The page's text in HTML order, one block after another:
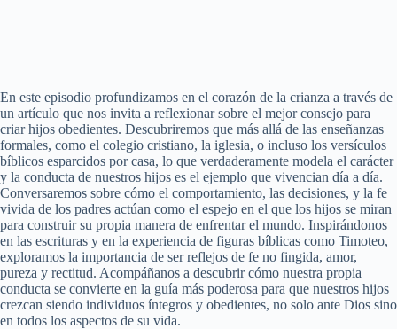
En este episodio profundizamos en el corazón de la crianza a través de
un artículo que nos invita a reflexionar sobre el mejor consejo para
criar hijos obedientes. Descubriremos que más allá de las enseñanzas
formales, como el colegio cristiano, la iglesia, o incluso los versículos
bíblicos esparcidos por casa, lo que verdaderamente modela el carácter
y la conducta de nuestros hijos es el ejemplo que vivencian día a día.
Conversaremos sobre cómo el comportamiento, las decisiones, y la fe
vivida de los padres actúan como el espejo en el que los hijos se miran
para construir su propia manera de enfrentar el mundo. Inspirándonos
en las escrituras y en la experiencia de figuras bíblicas como Timoteo,
exploramos la importancia de ser reflejos de fe no fingida, amor,
pureza y rectitud. Acompáñanos a descubrir cómo nuestra propia
conducta se convierte en la guía más poderosa para que nuestros hijos
crezcan siendo individuos íntegros y obedientes, no solo ante Dios sino
en todos los aspectos de su vida.